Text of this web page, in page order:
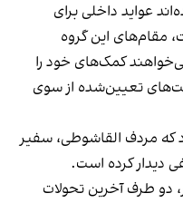
عواید داخلی برای
مقام‌های این گروه
کمک‌های خود را
تعیین‌شده از سوی
که مردف القاشوطی، سفیر
دیدار کرده است.
دو طرف آخرین تحولات